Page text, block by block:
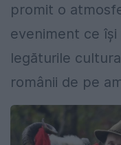
promit o
eveniment ce
legăturile
românii de pe